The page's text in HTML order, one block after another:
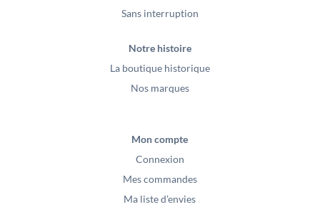
Sans interruption
Notre histoire
La boutique historique
Nos marques
Mon compte
Connexion
Mes commandes
Ma liste d’envies